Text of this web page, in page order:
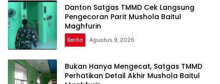
Danton Satgas TMMD Cek Langsung
Pengecoran Parit Mushola Baitul
Maghfurin
Berita Agustus 9, 2026
Bukan Hanya Mengecat, Satgas TMMD
Perhatikan Detail Akhir Mushola Baitul